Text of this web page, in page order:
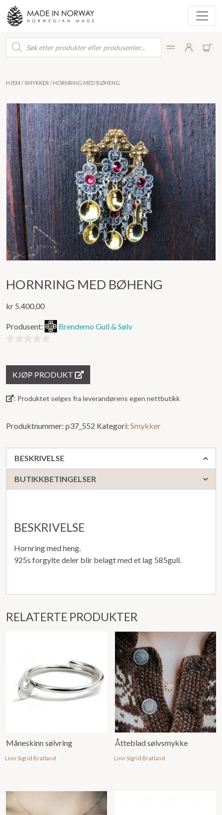
Products
search
HJEM / SMYKKER / HORNRING MED BØHENG
HORNRING MED BØHENG
kr 5.400,00
Produsent: Brendemo Gull & Sølv
KJØP PRODUKT
: Produktet selges fra leverandørens egen nettbutikk
Produktnummer: p37_552 Kategori: Smykker
BESKRIVELSE
BUTIKKBETINGELSER
BESKRIVELSE
Hornring med heng.
925s forgylte deler blir belagt med et lag 585gull.
RELATERTE PRODUKTER
Måneskinn sølvring
Linn Sigrid Bratland
Åtteblad sølvsmykke
Linn Sigrid Bratland